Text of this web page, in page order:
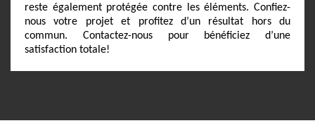
reste également protégée contre les éléments. Confiez-
nous votre projet et profitez d’un résultat hors du
commun. Contactez-nous pour bénéficiez d’une
satisfaction totale!